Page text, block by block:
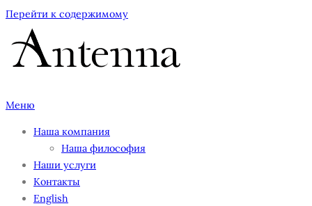
Перейти к содержимому
Меню
Наша компания
Наша философия
Наши услуги
Контакты
English